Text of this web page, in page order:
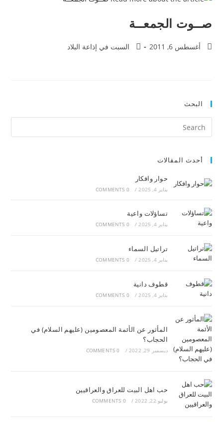
صــوت الجمعــة
أغسطس 6, 2011 السبت في إذاعة البلاد
البحث
أحدث المقالات
حوار وافكار
يناير 4, 2025 /
0 COMMENTS
تساؤلات واعية
يناير 4, 2025 /
0 COMMENTS
تراتيل السماء
يناير 4, 2025 /
0 COMMENTS
قطوف دانية
يناير 4, 2025 /
0 COMMENTS
المأثور عن الأئمة المعصومين (عليهم السلام) في
الحجاب؟
ديسمبر 29, 2022 /
0 COMMENTS
حب اهل البيت للعراق والعراقيين
يوليو 22, 2022 /
0 COMMENTS